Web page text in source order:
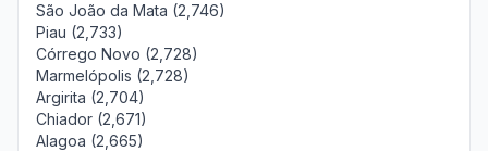
São João da Mata (2,746)
Piau (2,733)
Córrego Novo (2,728)
Marmelópolis (2,728)
Argirita (2,704)
Chiador (2,671)
Alagoa (2,665)